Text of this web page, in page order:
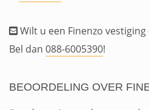
Wilt u een Finenzo vestiging
Bel dan 088-6005390!
BEOORDELING OVER